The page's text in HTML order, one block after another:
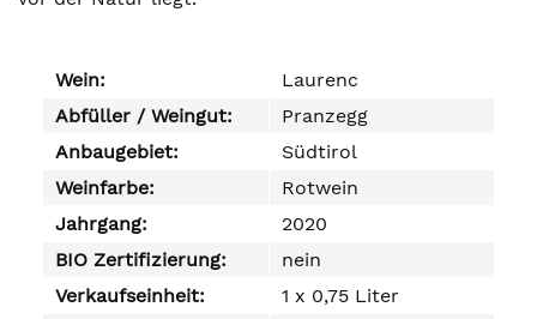
Wein:
Laurenc
Abfüller / Weingut:
Pranzegg
Anbaugebiet:
Südtirol
Weinfarbe:
Rotwein
Jahrgang:
2020
BIO Zertifizierung:
nein
Verkaufseinheit:
1 x 0,75 Liter